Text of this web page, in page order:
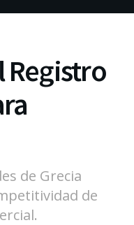
Registro
de Grecia
de